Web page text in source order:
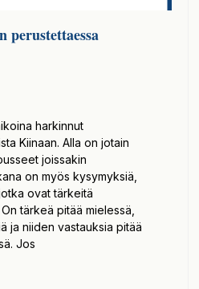
perustettaessa
harkinnut
Kiinaan. Alla on jotain
joissakin
on myös kysymyksiä,
ovat tärkeitä
tärkeä pitää mielessä,
ja niiden vastauksia pitää
Jos